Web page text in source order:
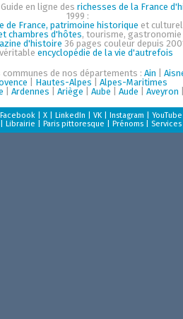
en ligne des richesses de la France
1999 :
de France, patrimoine historique et
chambres d'hôtes, tourisme, gastronomie
d'histoire 36 pages couleur depuis
encyclopédie de la vie d'autrefois
de nos départements :Ain |
Hautes-Alpes
Alpes-Maritimes
|Ardennes |Ariège |Aube |Aude |Aveyron
Facebook |X |LinkedIn |VK |Instagram |YouTube
|Librairie |Paris pittoresque |Prénoms Services